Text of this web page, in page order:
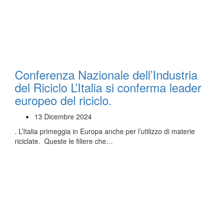
Conferenza Nazionale dell’Industria
del Riciclo L’Italia si conferma leader
europeo del riciclo.
13 Dicembre 2024
. L’Italia primeggia in Europa anche per l’utilizzo di materie
riciclate. Queste le filiere che…